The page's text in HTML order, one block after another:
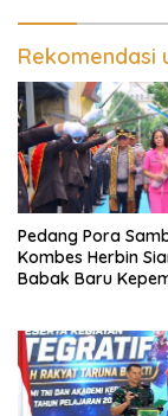
Rekomendasi
Pedang Pora
Kombes Herbin
Babak Baru